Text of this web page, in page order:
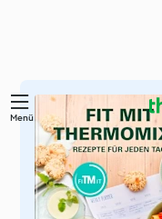
Zum
Hauptinhalt
springen
Menü